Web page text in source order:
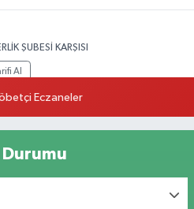
ŞUBESİ KARŞISI
Al
Eczaneler
Durumu